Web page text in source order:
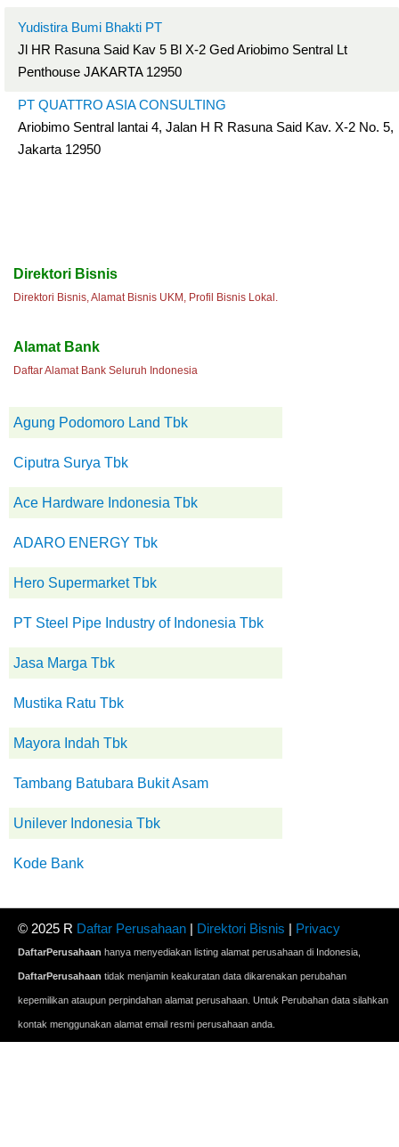
Yudistira Bumi Bhakti PT
Jl HR Rasuna Said Kav 5 Bl X-2 Ged Ariobimo Sentral Lt
Penthouse JAKARTA 12950
PT QUATTRO ASIA CONSULTING
Ariobimo Sentral lantai 4, Jalan H R Rasuna Said Kav. X-2 No. 5,
Jakarta 12950
Direktori Bisnis
Direktori Bisnis, Alamat Bisnis UKM, Profil Bisnis Lokal.
Alamat Bank
Daftar Alamat Bank Seluruh Indonesia
Agung Podomoro Land Tbk
Ciputra Surya Tbk
Ace Hardware Indonesia Tbk
ADARO ENERGY Tbk
Hero Supermarket Tbk
PT Steel Pipe Industry of Indonesia Tbk
Jasa Marga Tbk
Mustika Ratu Tbk
Mayora Indah Tbk
Tambang Batubara Bukit Asam
Unilever Indonesia Tbk
Kode Bank
© 2025 R Daftar Perusahaan | Direktori Bisnis | Privacy
DaftarPerusahaan hanya menyediakan listing alamat perusahaan di Indonesia,
DaftarPerusahaan tidak menjamin keakuratan data dikarenakan perubahan
kepemilikan ataupun perpindahan alamat perusahaan. Untuk Perubahan data silahkan
kontak menggunakan alamat email resmi perusahaan anda.